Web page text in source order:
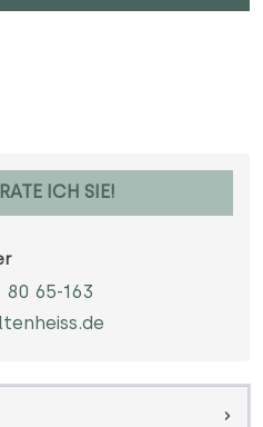
ICH SIE!
80 65-163